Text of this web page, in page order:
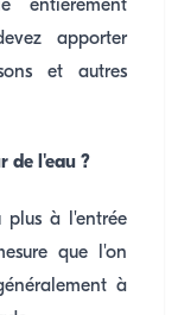
entièrement
apporter
et autres
de l'eau ?
plus à l'entrée
que l'on
à